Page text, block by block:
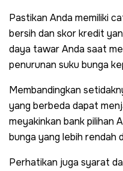
Pastikan Anda memiliki
bersih dan skor kredit
daya tawar Anda saat
penurunan suku bunga
Membandingkan
yang berbeda dapat
meyakinkan bank pilihan
bunga yang lebih rendah
Perhatikan juga syarat